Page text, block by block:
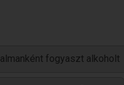
fogyaszt alkoholt